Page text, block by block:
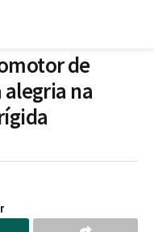
de
na